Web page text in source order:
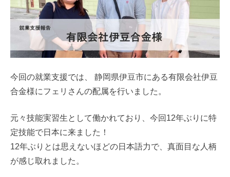
特定技能コラム
採用情報
今回の就業支援では、 静岡県伊豆市にある有限会社伊豆
合金様にフェリさんの配属を行いました。
元々技能実習生として働かれており、今回12年ぶりに特
定技能で日本に来ました！
12年ぶりとは思えないほどの日本語力で、真面目な人柄
が感じ取れました。